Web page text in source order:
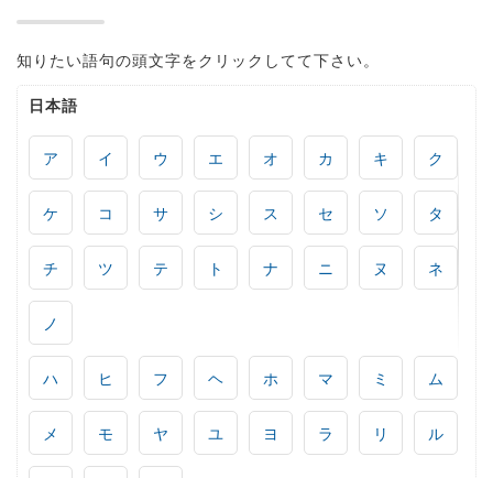
知りたい語句の頭文字をクリックしてて下さい。
日本語
ア イ ウ エ オ カ キ ク
ケ コ サ シ ス セ ソ タ
チ ツ テ ト ナ ニ ヌ ネ
ノ
ハ ヒ フ ヘ ホ マ ミ ム
メ モ ヤ ユ ヨ ラ リ ル